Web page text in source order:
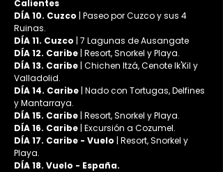
Calientes
DÍA 10. Cuzco | Paseo por Cuzco y sus 4
Ruinas.
DÍA 11. Cuzco | 7 Lagunas de Ausangate
DÍA 12. Caribe | Resort, Snorkel y Playa.
DÍA 13. Caribe | Chichen Itzá, Cenote Ik'Kil y
Valladolid.
DÍA 14. Caribe | Nado con Tortugas, Delfines
y Mantarraya.
DÍA 15. Caribe | Resort, Snorkel y Playa.
DÍA 16. Caribe | Excursión a Cozumel.
DÍA 17. Caribe - Vuelo | Resort, Snorkel y
Playa.
DÍA 18. Vuelo - España.